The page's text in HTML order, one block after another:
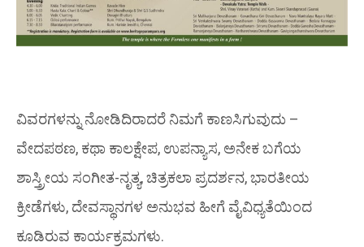
ವಿವರಗಳನ್ನು ನೋಡಿದಿರಾದರೆ ನಿಮಗೆ ಕಾಣಸಿಗುವುದು –
ವೇದಪಠಣ, ಕಥಾ ಕಾಲಕ್ಷೇಪ, ಉಪನ್ಯಾಸ, ಅನೇಕ ಬಗೆಯ
ಶಾಸ್ತ್ರೀಯ ಸಂಗೀತ-ನೃತ್ಯ, ಚಿತ್ರಕಲಾ ಪ್ರದರ್ಶನ, ಭಾರತೀಯ
ಕ್ರೀಡೆಗಳು, ದೇವಸ್ಥಾನಗಳ ಅನುಭವ ಹೀಗೆ ವೈವಿಧ್ಯತೆಯಿಂದ
ಕೂಡಿರುವ ಕಾರ್ಯಕ್ರಮಗಳು.